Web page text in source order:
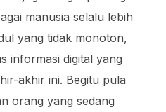
manusia selalu lebih
yang tidak monoton,
informasi digital yang
akhir ini. Begitu pula
orang yang sedang